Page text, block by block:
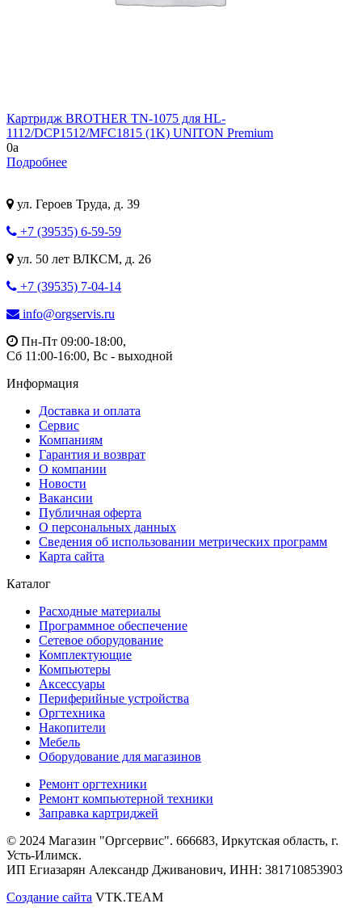
Картридж BROTHER TN-1075 для HL-
1112/DCP1512/MFC1815 (1K) UNITON Premium
0a
Подробнее
ул. Героев Труда, д. 39
+7 (39535) 6-59-59
ул. 50 лет ВЛКСМ, д. 26
+7 (39535) 7-04-14
info@orgservis.ru
Пн-Пт 09:00-18:00,
Сб 11:00-16:00, Вс - выходной
Информация
Доставка и оплата
Сервис
Компаниям
Гарантия и возврат
О компании
Новости
Вакансии
Публичная оферта
О персональных данных
Сведения об использовании метрических программ
Карта сайта
Каталог
Расходные материалы
Программное обеспечение
Сетевое оборудование
Комплектующие
Компьютеры
Аксессуары
Периферийные устройства
Оргтехника
Накопители
Мебель
Оборудование для магазинов
Ремонт оргтехники
Ремонт компьютерной техники
Заправка картриджей
© 2024 Магазин "Оргсервис". 666683, Иркутская область, г.
Усть-Илимск.
ИП Егиазарян Александр Дживанович, ИНН: 381710853903
Создание сайта VTK.TEAM